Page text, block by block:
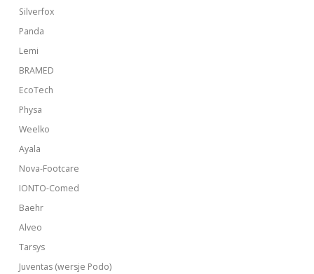
Silverfox
Panda
Lemi
BRAMED
EcoTech
Physa
Weelko
Ayala
Nova-Footcare
IONTO-Comed
Baehr
Alveo
Tarsys
Juventas (wersje Podo)